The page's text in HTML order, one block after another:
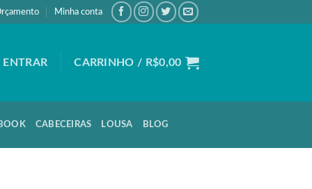
Minha conta
ENTRAR CARRINHO / R$0,00
CABECEIRAS LOUSA BLOG